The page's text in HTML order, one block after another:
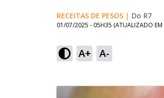
RECEITAS DE PESOS | Do R7
01/07/2025 - 05H35 (ATUALIZADO EM
A+ A-